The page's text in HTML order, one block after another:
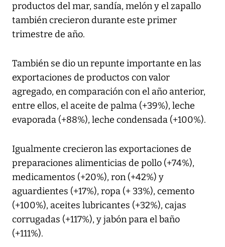
productos del mar, sandía, melón y el zapallo
también crecieron durante este primer
trimestre de año.
También se dio un repunte importante en las
exportaciones de productos con valor
agregado, en comparación con el año anterior,
entre ellos, el aceite de palma (+39%), leche
evaporada (+88%), leche condensada (+100%).
Igualmente crecieron las exportaciones de
preparaciones alimenticias de pollo (+74%),
medicamentos (+20%), ron (+42%) y
aguardientes (+17%), ropa (+ 33%), cemento
(+100%), aceites lubricantes (+32%), cajas
corrugadas (+117%), y jabón para el baño
(+111%).